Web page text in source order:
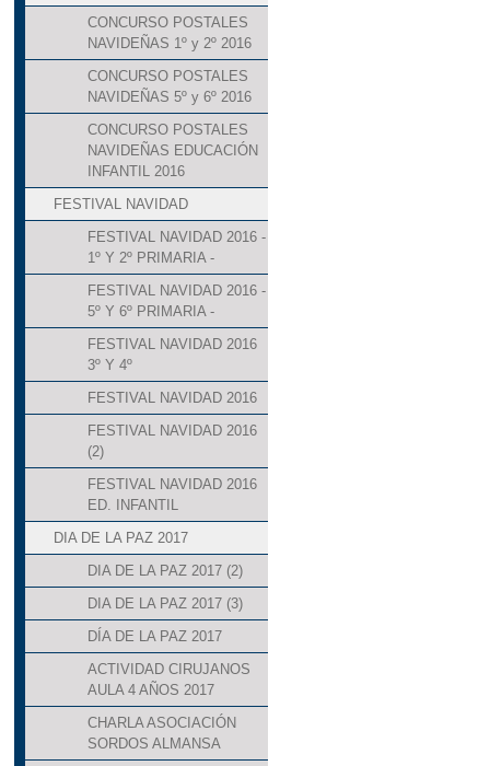
CONCURSO POSTALES
NAVIDEÑAS 1º y 2º 2016
CONCURSO POSTALES
NAVIDEÑAS 5º y 6º 2016
CONCURSO POSTALES
NAVIDEÑAS EDUCACIÓN
INFANTIL 2016
FESTIVAL NAVIDAD
FESTIVAL NAVIDAD 2016 -
1º Y 2º PRIMARIA -
FESTIVAL NAVIDAD 2016 -
5º Y 6º PRIMARIA -
FESTIVAL NAVIDAD 2016
3º Y 4º
FESTIVAL NAVIDAD 2016
FESTIVAL NAVIDAD 2016
(2)
FESTIVAL NAVIDAD 2016
ED. INFANTIL
DIA DE LA PAZ 2017
DIA DE LA PAZ 2017 (2)
DIA DE LA PAZ 2017 (3)
DÍA DE LA PAZ 2017
ACTIVIDAD CIRUJANOS
AULA 4 AÑOS 2017
CHARLA ASOCIACIÓN
SORDOS ALMANSA